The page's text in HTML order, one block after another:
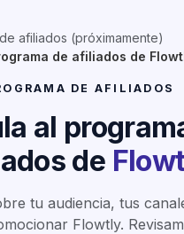
afiliados (próximamente)
de afiliados de
DE AFILIADOS
al
de
tu audiencia, tus
Flowtly.